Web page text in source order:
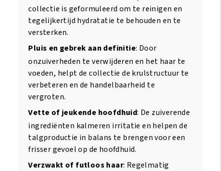
collectie is geformuleerd om te reinigen en
tegelijkertijd hydratatie te behouden en te
versterken.
Pluis en gebrek aan definitie: Door
onzuiverheden te verwijderen en het haar te
voeden, helpt de collectie de krulstructuur te
verbeteren en de handelbaarheid te
vergroten.
Vette of jeukende hoofdhuid: De zuiverende
ingrediënten kalmeren irritatie en helpen de
talgproductie in balans te brengen voor een
frisser gevoel op de hoofdhuid.
Verzwakt of futloos haar: Regelmatig